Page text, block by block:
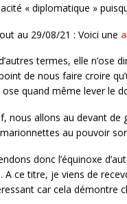
« diplomatique »
au 29/08/21 : Voici une
termes, elle n’ose
de nous faire croire
ose quand même lever le
nous allons au devant de
au pouvoir
donc l’équinoxe
A ce titre, je viens de
car cela démontre